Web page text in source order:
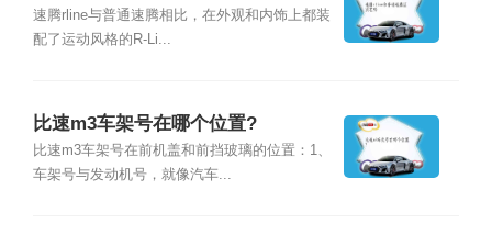
速腾rline与普通速腾相比，在外观和内饰上都装
配了运动风格的R-Li...
比速m3车架号在哪个位置?
比速m3车架号在前机盖和前挡玻璃的位置：1、
车架号与发动机号，就像汽车...